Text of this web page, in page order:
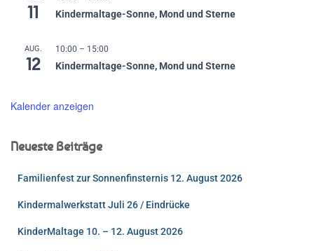
11 Kindermaltage-Sonne, Mond und Sterne
AUG.
12
10:00 – 15:00
Kindermaltage-Sonne, Mond und Sterne
Kalender anzeigen
Neueste Beiträge
Familienfest zur Sonnenfinsternis 12. August 2026
Kindermalwerkstatt Juli 26 / Eindrücke
KinderMaltage 10. – 12. August 2026